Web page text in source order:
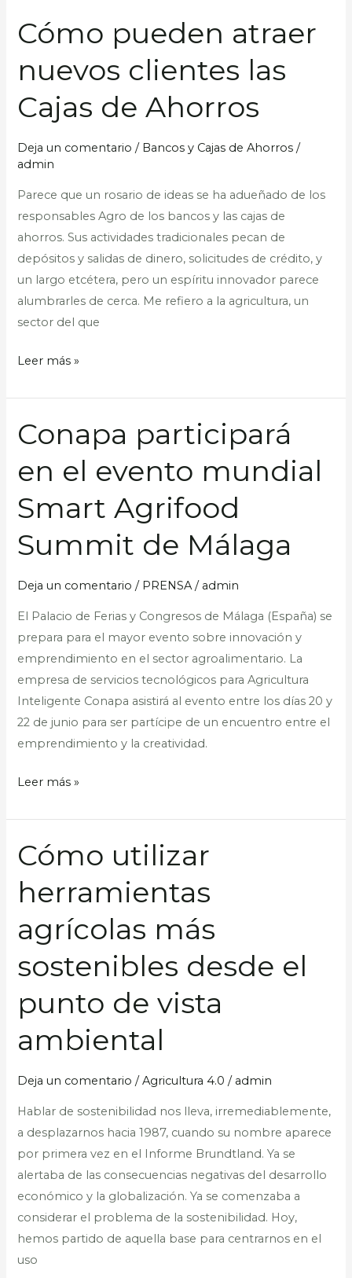
Cómo pueden atraer
nuevos clientes las
Cajas de Ahorros
Deja un comentario / Bancos y Cajas de Ahorros /
admin
Parece que un rosario de ideas se ha adueñado de los
responsables Agro de los bancos y las cajas de
ahorros. Sus actividades tradicionales pecan de
depósitos y salidas de dinero, solicitudes de crédito, y
un largo etcétera, pero un espíritu innovador parece
alumbrarles de cerca. Me refiero a la agricultura, un
sector del que
Cómo
pueden
atraer
clientes
Cajas
de
Ahorros
Leer más »
Conapa participará
en el evento mundial
Smart Agrifood
Summit de Málaga
Deja un comentario / PRENSA/ admin
El Palacio de Ferias y Congresos de Málaga (España) se
prepara para el mayor evento sobre innovación y
emprendimiento en el sector agroalimentario. La
empresa de servicios tecnológicos para Agricultura
Inteligente Conapa asistirá al evento entre los días 20 y
22 de junio para ser partícipe de un encuentro entre el
emprendimiento y la creatividad.
Conapa
participará
en
evento
Smart
Summit
de
Málaga
Leer más »
Cómo utilizar
herramientas
agrícolas más
sostenibles desde el
punto de vista
ambiental
Deja un comentario /Agricultura 4.0 / admin
Hablar de sostenibilidad nos lleva, irremediablemente,
a desplazarnos hacia 1987, cuando su nombre aparece
por primera vez en el Informe Brundtland. Ya se
alertaba de las consecuencias negativas del desarrollo
económico y la globalización. Ya se comenzaba a
considerar el problema de la sostenibilidad. Hoy,
hemos partido de aquella base para centrarnos en el
uso
Cómo
utilizar
herramientas
más
desde
el
punto
de
ambiental